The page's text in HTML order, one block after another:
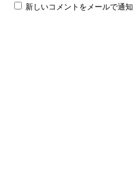
新しいコメントをメールで通知